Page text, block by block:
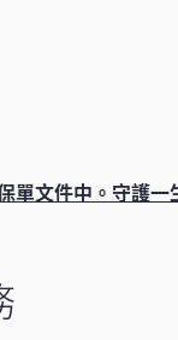
文件中。守護